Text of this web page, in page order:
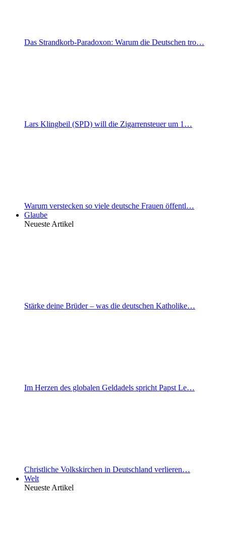
Das Strandkorb-Paradoxon: Warum die Deutschen tro…
Lars Klingbeil (SPD) will die Zigarrensteuer um 1…
Warum verstecken so viele deutsche Frauen öffentl…
Glaube
Neueste Artikel
Stärke deine Brüder – was die deutschen Katholike…
Im Herzen des globalen Geldadels spricht Papst Le…
Christliche Volkskirchen in Deutschland verlieren…
Welt
Neueste Artikel